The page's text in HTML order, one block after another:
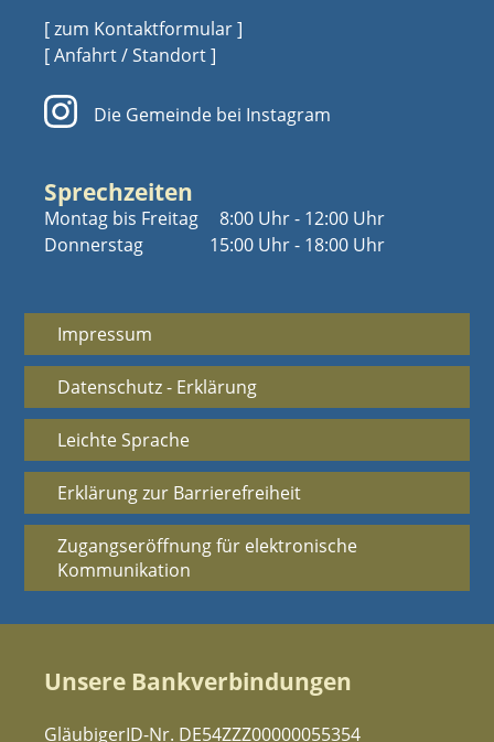
[ zum Kontaktformular ]
[ Anfahrt / Standort ]
Die Gemeinde bei Instagram
Sprechzeiten
Montag bis Freitag
Donnerstag
8:00 Uhr - 12:00 Uhr
15:00 Uhr - 18:00 Uhr
Impressum
Datenschutz - Erklärung
Leichte Sprache
Erklärung zur Barrierefreiheit
Zugangseröffnung für elektronische
Kommunikation
Unsere Bankverbindungen
GläubigerID-Nr. DE54ZZZ00000055354